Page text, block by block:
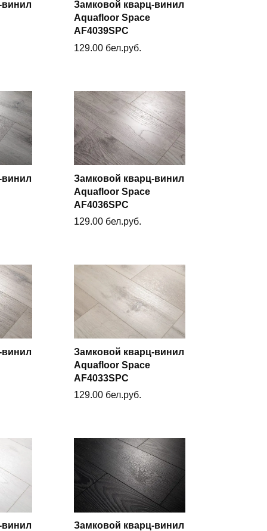
винил
В корзину
Замковой кварц-винил
Aquafloor Space
AF4039SPC
129.00 бел.руб.
винил
В корзину
Замковой кварц-винил
Aquafloor Space
AF4036SPC
129.00 бел.руб.
винил
В корзину
Замковой кварц-винил
Aquafloor Space
AF4033SPC
129.00 бел.руб.
винил
Замковой кварц-винил